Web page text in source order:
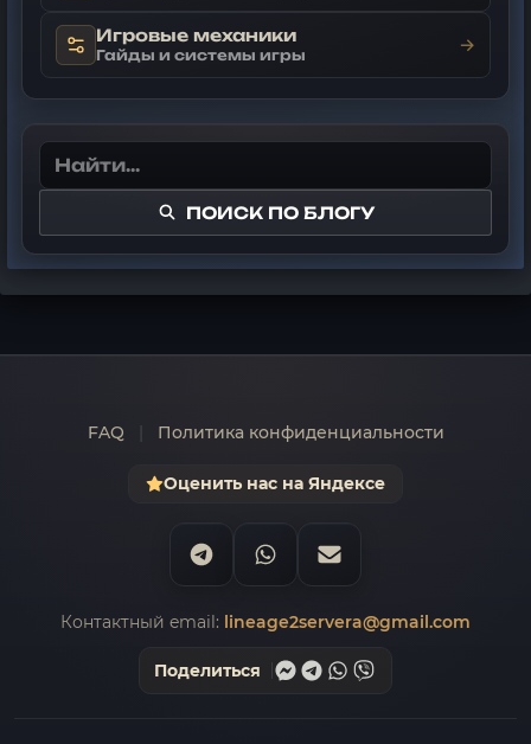
Игровые механики
Гайды и системы игры →
ПОИСК ПО БЛОГУ
FAQ Политика конфиденциальности
Оценить нас на Яндексе
Контактный email: lineage2servera@gmail.com
Поделиться